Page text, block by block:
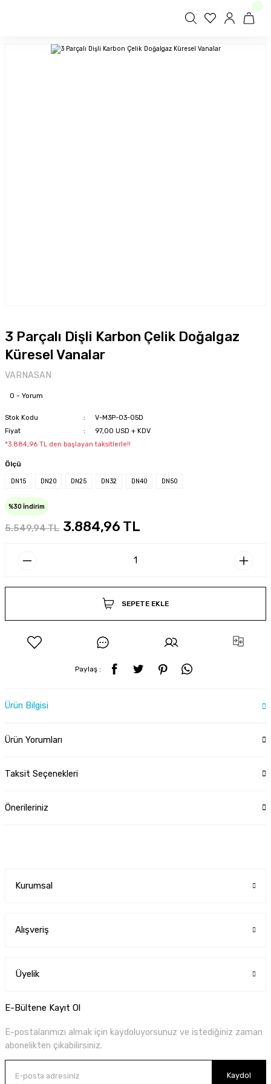
3 Parçalı Dişli Karbon Çelik Doğalgaz
Küresel Vanalar
VARNASAN
0 - Yorum
Stok Kodu
V-M3P-03-05D
Fiyat
97,00 USD + KDV
*3.884,96 TL den başlayan taksitlerle!!
Ölçü
DN15 DN20 DN25 DN32 DN40 DN50
%30 İndirim
5.549,94 TL 3.884,96 TL
SEPETE EKLE
Paylaş :
Ürün Bilgisi
Ürün Yorumları
Taksit Seçenekleri
Önerileriniz
Kurumsal
Alışveriş
Üyelik
E-Bültene Kayıt Ol
E-postalarımızı almak için kaydoluyorsunuz ve istediğiniz zaman
abonelikten çıkabilirsiniz.
Kaydol